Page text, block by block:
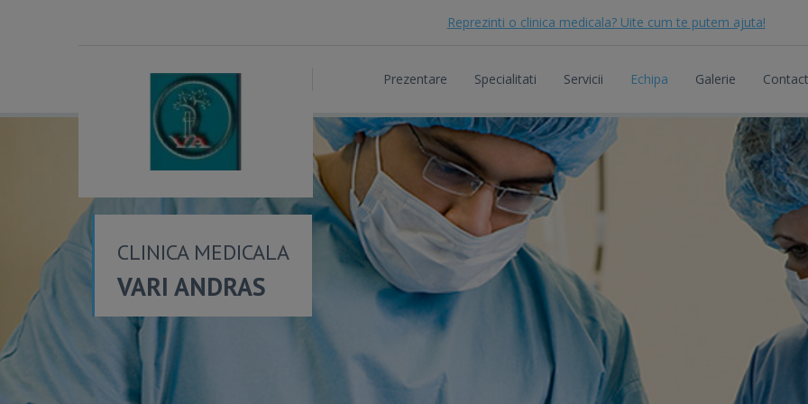
Reprezinti o clinica medicala? Uite cum te putem ajuta!
Prezentare Specialitati Servicii Echipa Galerie Contact
CLINICA MEDICALA
VARI ANDRAS